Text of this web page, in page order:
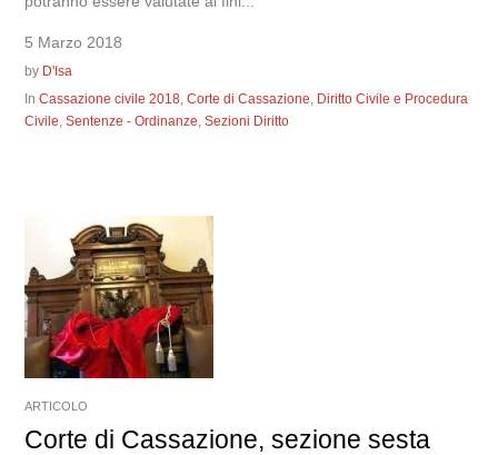
5 Marzo 2018
by D'Isa
InCassazione civile 2018 ,Corte di Cassazione Diritto Civile e Procedura
Civile ,Sentenze - Ordinanze ,Sezioni Diritto
ARTICOLO
Corte di Cassazione, sezione sesta